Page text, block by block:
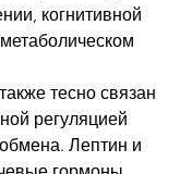
когнитивной
тесно связан
регуляцией
Лептин и